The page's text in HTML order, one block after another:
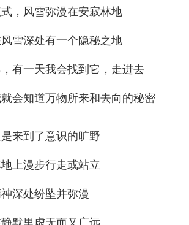
，风雪弥漫在安寂林地
雪深处有一个隐秘之地
有一天我会找到它，走进去
会知道万物所来和去向的秘密
来到了意识的旷野
上漫步行走或站立
深处纷坠并弥漫